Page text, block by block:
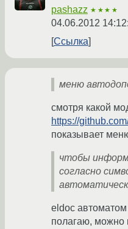
pashazz ★★★★
04.06.2012
Ссылка
меню
смотря какой
https://
показывает
чтобы
согласно
eldoc
полагаю, можно